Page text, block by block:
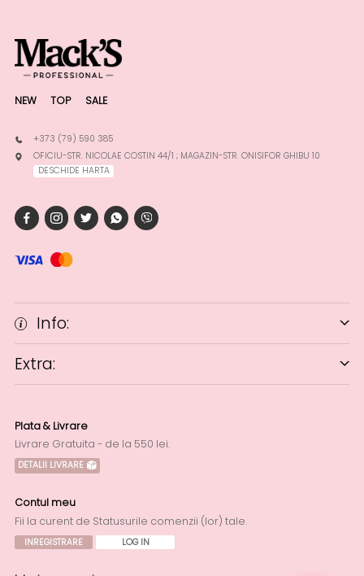
NEW TOP SALE
+373 (79) 590 385
OFICIU-STR. NICOLAE COSTIN 44/1 ; MAGAZIN-STR. ONISIFOR GHIBU 10
DESCHIDE HARTA
Info:
Extra:
Plata & Livrare
Livrare Gratuita - de la 550 lei.
DETALII LIVRARE
Contul meu
Fii la curent de Statusurile comenzii (lor) tale.
INREGISTRARE LOG IN